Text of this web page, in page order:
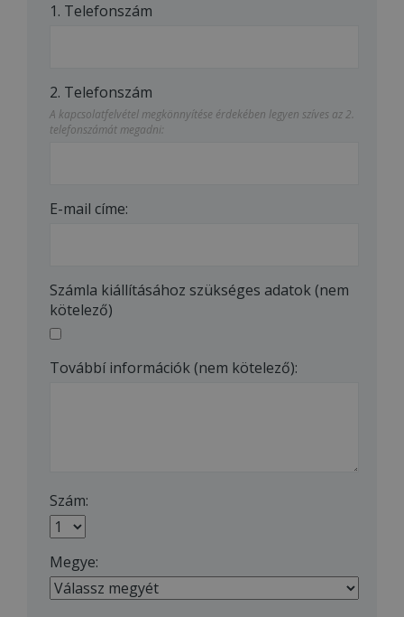
1. Telefonszám
2. Telefonszám
A kapcsolatfelvétel megkönnyítése érdekében legyen szíves az 2.
telefonszámát megadni:
E-mail címe:
Számla kiállításához szükséges adatok (nem
kötelező)
Továbbí információk (nem kötelező):
Szám:
Megye: